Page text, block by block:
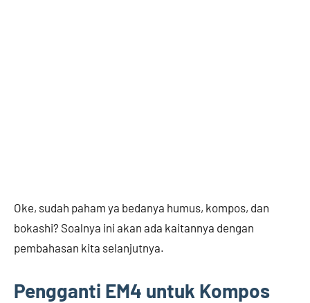
Oke, sudah paham ya bedanya humus, kompos, dan
bokashi? Soalnya ini akan ada kaitannya dengan
pembahasan kita selanjutnya.
Pengganti EM4 untuk Kompos